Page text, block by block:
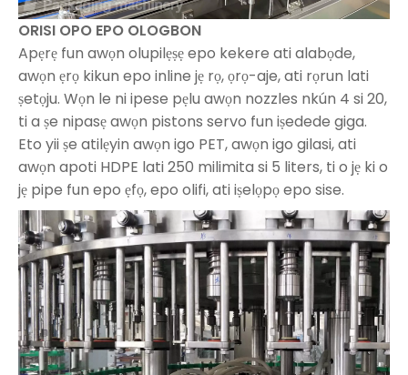
ORISI OPO EPO OLOGBON
Apẹrẹ fun awọn olupilẹṣẹ epo kekere ati alabọde,
awọn ẹrọ kikun epo inline jẹ rọ, ọrọ-aje, ati rọrun lati
ṣetọju. Wọn le ni ipese pẹlu awọn nozzles nkún 4 si 20,
ti a ṣe nipasẹ awọn pistons servo fun iṣedede giga.
Eto yii ṣe atilẹyin awọn igo PET, awọn igo gilasi, ati
awọn apoti HDPE lati 250 milimita si 5 liters, ti o jẹ ki o
jẹ pipe fun epo ẹfọ, epo olifi, ati iṣelọpọ epo sise.